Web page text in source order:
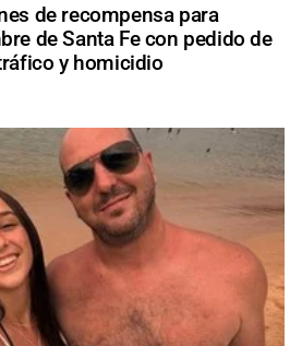
de recompensa para
de Santa Fe con pedido de
y homicidio